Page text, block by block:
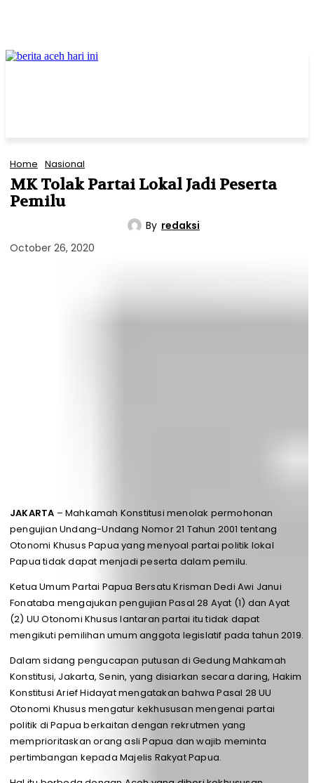
Home Nasional
MK Tolak Partai Lokal Jadi Peserta
Pemilu
By redaksi
October 26, 2020
JAKARTA – Mahkamah Konstitusi menolak permohonan
pengujian Undang-Undang Nomor 21 Tahun 2001 tentang
Otonomi Khusus Papua yang menyoal partai politik lokal
Papua tidak dapat menjadi peserta dalam pemilu.
Ketua Umum Partai Papua Bersatu Krisman Dedi Awi Janui
Fonataba mengajukan pengujian Pasal 28 Ayat (1) dan Ayat
(2) UU Otonomi Khusus lantaran partai itu tidak dapat
mengikuti pemilihan umum anggota legislatif pada tahun 2019.
Dalam sidang pengucapan putusan di Gedung Mahkamah
Konstitusi, Jakarta, Senin, yang disiarkan secara daring, Hakim
Konstitusi Arief Hidayat mengatakan bahwa Pasal 28 UU
Otonomi Khusus mengatur kekhususan mengenai partai
politik di Papua berkaitan dengan rekrutmen yang
memprioritaskan orang asli Papua dan wajib meminta
pertimbangan kepada Majelis Rakyat Papua.